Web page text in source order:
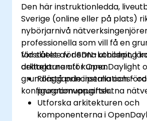
Den här instruktionledda,
Sverige (online eller på plats)
nybörjarnivå
professionella som vill få en
förståelse för SDN-koncept,
arkitekturen för OpenDaylight
grundläggande installations-
konfigurationuppgifter.
Vid slutet av denna utbildning
deltagarna att kunna:
Förstå principerna och
programvaruanslutna
Utforska arkitekturen och
komponenterna i